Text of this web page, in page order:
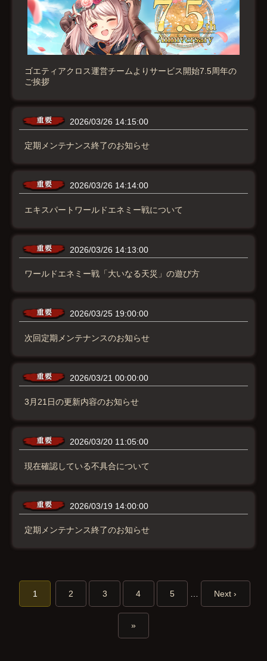
ゴエティアクロス運営チームよりサービス開始7.5周年の
ご挨拶
2026/03/26 14:15:00
定期メンテナンス終了のお知らせ
2026/03/26 14:14:00
エキスパートワールドエネミー戦について
2026/03/26 14:13:00
ワールドエネミー戦「大いなる天災」の遊び方
2026/03/25 19:00:00
次回定期メンテナンスのお知らせ
2026/03/21 00:00:00
3月21日の更新内容のお知らせ
2026/03/20 11:05:00
現在確認している不具合について
2026/03/19 14:00:00
定期メンテナンス終了のお知らせ
1 2 3 4 5 Next ›
»